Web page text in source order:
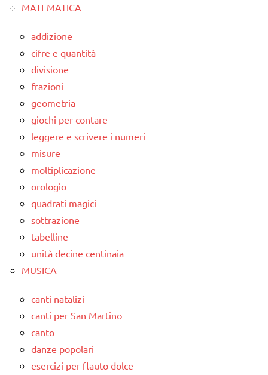
MATEMATICA
addizione
cifre e quantità
divisione
frazioni
geometria
giochi per contare
leggere e scrivere i numeri
misure
moltiplicazione
orologio
quadrati magici
sottrazione
tabelline
unità decine centinaia
MUSICA
canti natalizi
canti per San Martino
canto
danze popolari
esercizi per flauto dolce